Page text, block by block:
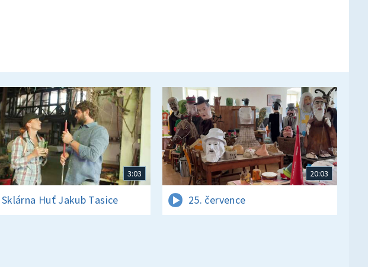
3:03
Sklárna Huť Jakub Tasice
20:03
25. července